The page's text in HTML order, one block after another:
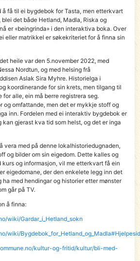
å få til ei bygdebok for Tasta, men etterkvart
det både Hetland, Madla, Riska og
er «beingrinda» i den interaktiva boka. Over
eller matrikkel er søkekriteriet for å finna sin
heile var den 5.november 2022, med
Nordtun, og med helsing frå
Aslak Sira Myhre. Historielga i
koordinerande for sin krets, men tilgang til
for alle, ein må berre registrera seg.
og omfattande, men det er mykkje stoff og
inn. Fordelen med ei interaktiv bygdebok er
gjerast kva tid som helst, og det er inga
vera med på denne lokalhistoriedugnaden,
og bilder om sin eigedom. Dette kalles og
og informasjon, vil me etterkvart få ein
eigedomane, der den enkelete legg inn det
med hendingar og historier etter mønster
går på TV.
å finna:
wiki/Gardar_i_Hetland_sokn
wiki/
kultur-og-fritid/kultur/bli-med-